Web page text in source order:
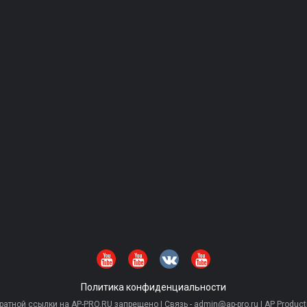
Политика конфиденциальности
ссылки на AP-PRO.RU запрещено | Связь - admin@ap-pro.ru | AP